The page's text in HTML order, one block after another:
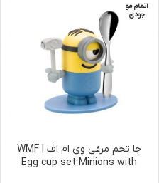
اتمام مو
جودی
جا تخم مرغی وی ام اف | WMF
Egg cup set Minions with